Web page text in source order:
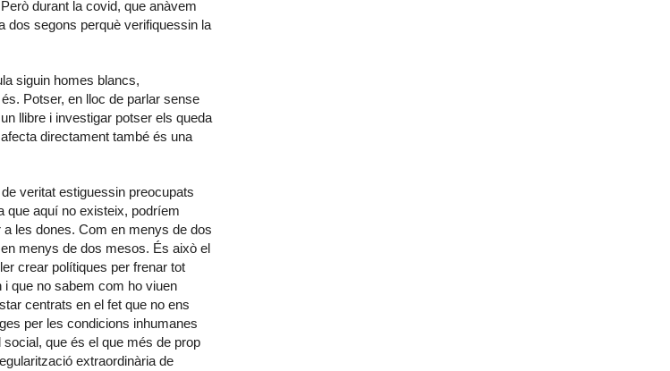
durant la covid, que anàvem
dos segons perquè verifiquessin la
siguin homes blancs,
Potser, en lloc de parlar sense
llibre i investigar potser els queda
directament també és una
veritat estiguessin preocupats
que aquí no existeix, podríem
les dones. Com en menys de dos
menys de dos mesos. És això el
crear polítiques per frenar tot
que no sabem com ho viuen
centrats en el fet que no ens
per les condicions inhumanes
que és el que més de prop
extraordinària de